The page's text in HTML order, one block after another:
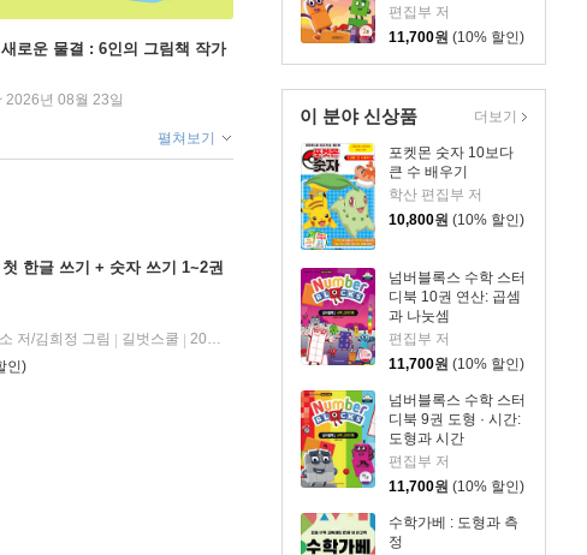
편집부 저
11,700원 (10% 할인)
이 분야 신상품
포켓몬 숫자 10보다
큰 수 배우기
학산 편집부 저
10,800원 (10% 할인)
넘버블록스 수학 스터
디북 10권 연산: 곱셈
과 나눗셈
편집부 저
11,700원 (10% 할인)
넘버블록스 수학 스터
디북 9권 도형 · 시간:
도형과 시간
편집부 저
11,700원 (10% 할인)
수학가베 : 도형과 측
정
더보기
로운 물결 : 6인의 그림책 작가
년 08월 23일
펼쳐보기
한글 쓰기 + 숫자 쓰기 1~2권
저/김희정 그림
길벗스쿨
2025년 04월 30일
인)